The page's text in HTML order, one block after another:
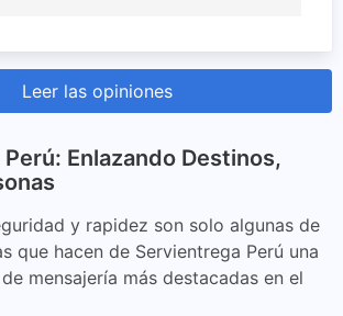
Leer las opiniones
Enlazando Destinos,
y rapidez son solo algunas de
que hacen de Servientrega Perú una
mensajería más destacadas en el